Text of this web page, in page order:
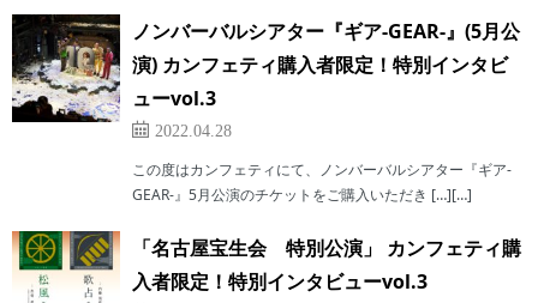
ノンバーバルシアター『ギア-GEAR-』(5月公
演) カンフェティ購入者限定！特別インタビ
ューvol.3
2022.04.28
この度はカンフェティにて、ノンバーバルシアター『ギア-
GEAR-』5月公演のチケットをご購入いただき […][…]
「名古屋宝生会 特別公演」 カンフェティ購
入者限定！特別インタビューvol.3